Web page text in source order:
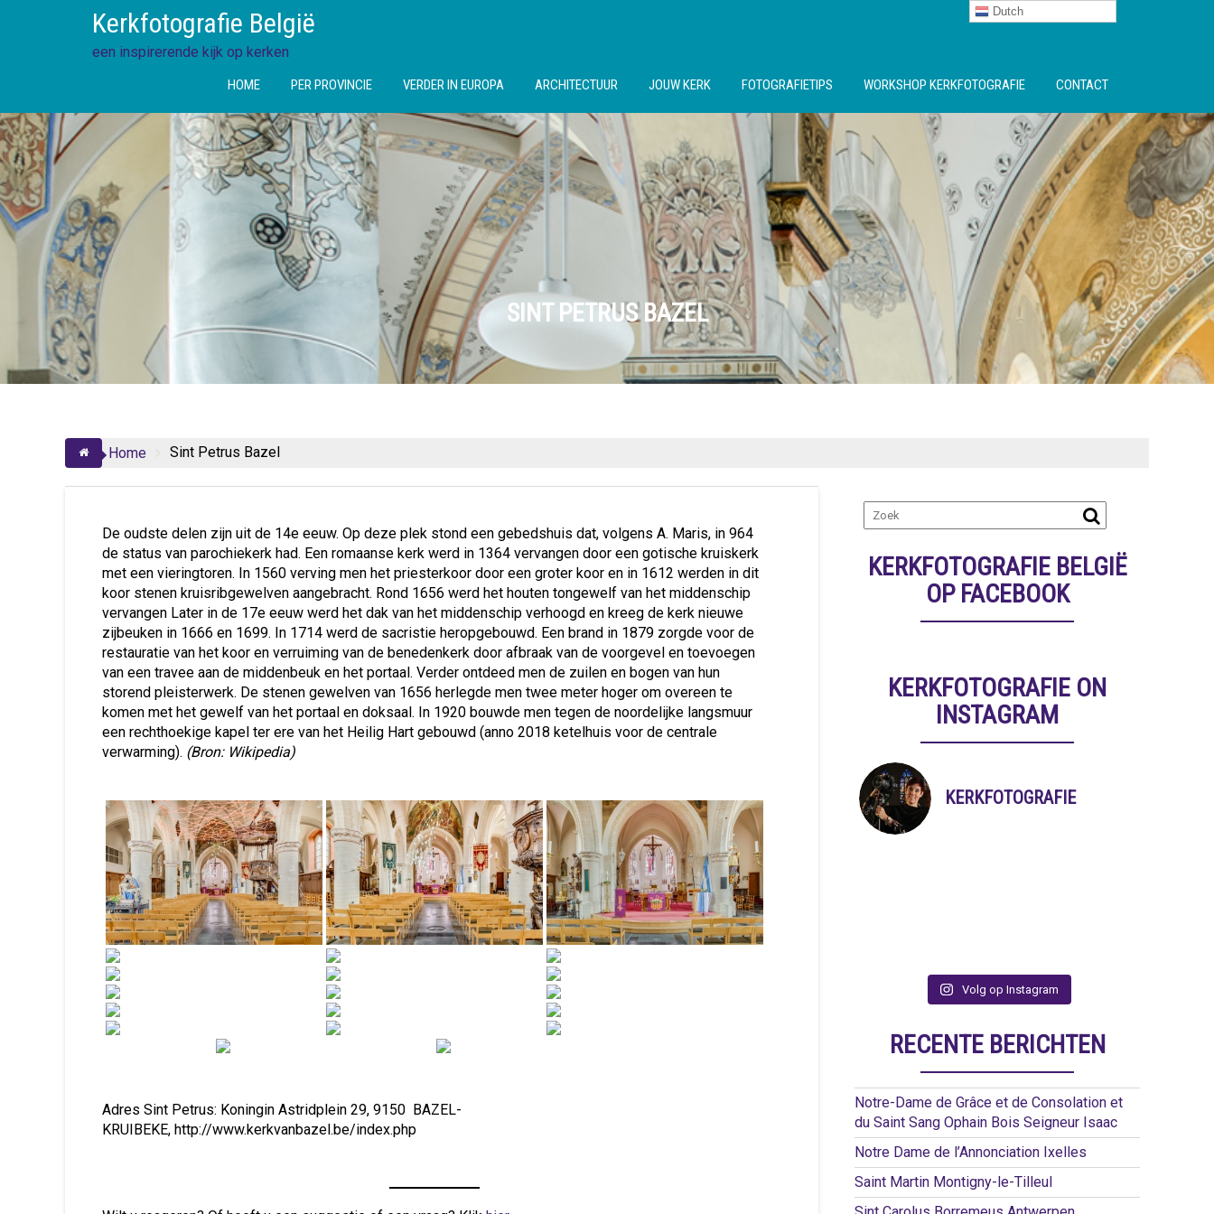
Kerkfotografie België
een inspirerende kijk op kerken
HOME PER PROVINCIE VERDER IN EUROPA ARCHITECTUUR JOUW KERK FOTOGRAFIETIPS WORKSHOP KERKFOTOGRAFIE CONTACT
SINT PETRUS BAZEL
Home Sint Petrus Bazel
De oudste delen zijn uit de 14e eeuw. Op deze plek stond een gebedshuis dat, volgens A. Maris, in 964
de status van parochiekerk had. Een romaanse kerk werd in 1364 vervangen door een gotische kruiskerk
met een vieringtoren. In 1560 verving men het priesterkoor door een groter koor en in 1612 werden in dit
koor stenen kruisribgewelven aangebracht. Rond 1656 werd het houten tongewelf van het middenschip
vervangen Later in de 17e eeuw werd het dak van het middenschip verhoogd en kreeg de kerk nieuwe
zijbeuken in 1666 en 1699. In 1714 werd de sacristie heropgebouwd. Een brand in 1879 zorgde voor de
restauratie van het koor en verruiming van de benedenkerk door afbraak van de voorgevel en toevoegen
van een travee aan de middenbeuk en het portaal. Verder ontdeed men de zuilen en bogen van hun
storend pleisterwerk. De stenen gewelven van 1656 herlegde men twee meter hoger om overeen te
komen met het gewelf van het portaal en doksaal. In 1920 bouwde men tegen de noordelijke langsmuur
een rechthoekige kapel ter ere van het Heilig Hart gebouwd (anno 2018 ketelhuis voor de centrale
verwarming). (Bron: Wikipedia)
Adres Sint Petrus: Koningin Astridplein 29, 9150 BAZEL-
KRUIBEKE, http://www.kerkvanbazel.be/index.php
KERKFOTOGRAFIE BELGIË
OP FACEBOOK
KERKFOTOGRAFIE ON
INSTAGRAM
KERKFOTOGRAFIE
Volg op Instagram
RECENTE BERICHTEN
Notre-Dame de Grâce et de Consolation et
du Saint Sang Ophain Bois Seigneur Isaac
Notre Dame de l’Annonciation Ixelles
Saint Martin Montigny-le-Tilleul
Dutch